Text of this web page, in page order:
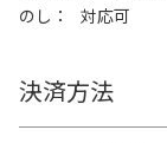
のし
対応可
決済方法